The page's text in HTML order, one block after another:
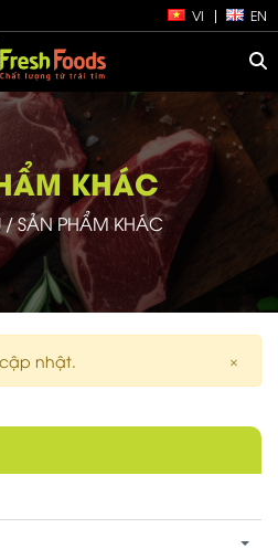
VI EN
KHÁC
/SẢN PHẨM KHÁC
×
nhật.